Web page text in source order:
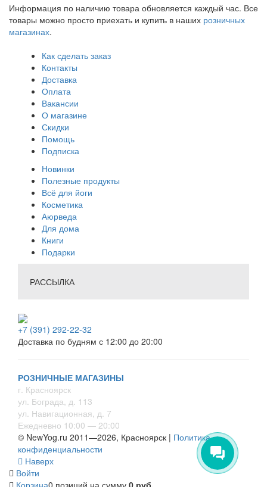
Информация по наличию товара обновляется каждый час. Все
товары можно просто приехать и купить в наших розничных
магазинах.
Как сделать заказ
Контакты
Доставка
Оплата
Вакансии
О магазине
Скидки
Помощь
Подписка
Новинки
Полезные продукты
Всё для йоги
Косметика
Аюрведа
Для дома
Книги
Подарки
РАССЫЛКА
+7 (391) 292-22-32
Доставка по будням с 12:00 до 20:00
РОЗНИЧНЫЕ МАГАЗИНЫ
г. Красноярск
ул. Бограда, д. 113
ул. Навигационная, д. 7
Ежедневно 10:00 — 20:00
© NewYog.ru 2011—2026, Красноярск | Политика
конфиденциальности
Наверх
Войти
Корзина0 позиций на сумму 0 руб.